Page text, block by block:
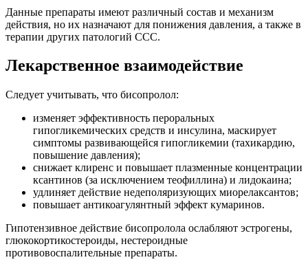
Данные препараты имеют различный состав и механизм
действия, но их назначают для понижения давления, а также в
терапии других патологий ССС.
Лекарственное взаимодействие
Следует учитывать, что бисопролол:
изменяет эффективность пероральных
гипогликемических средств и инсулина, маскирует
симптомы развивающейся гипогликемии (тахикардию,
повышение давления);
снижает клиренс и повышает плазменные концентрации
ксантинов (за исключением теофиллина) и лидокаина;
удлиняет действие недеполяризующих миорелаксантов;
повышает антикоагулянтный эффект кумаринов.
Гипотензивное действие бисопролола ослабляют эстрогены,
глюкокортикостероиды, нестероидные
противовоспалительные препараты.